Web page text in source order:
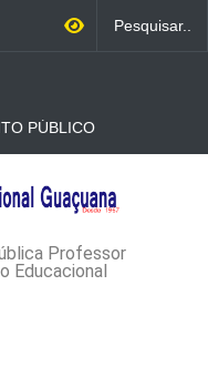
PÚBLICO
DE
Professor
Educacional